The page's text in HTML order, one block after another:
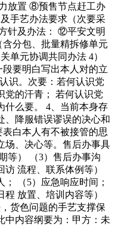
放置 ⑧预售节点赶工办
手艺办法要求（次要采
针及办法： ⑫平安文明
分包、批量精拆修单元
单元协调共同办法 4）
要明白写出本人对的立
识。次要：若何认识党
党的汗青； 若何认识党
什么要。 4、当前本身存
、降服错误谬误的决心和
白本人有不被接管的思
场、决心等。售后办事具
等） （3）售后办事沟
流程、联系体例等）
； （5）应急响应时间；
程 放置、培训内容等）
货色问题的手艺支撑保
中内容纲要为：甲方：未